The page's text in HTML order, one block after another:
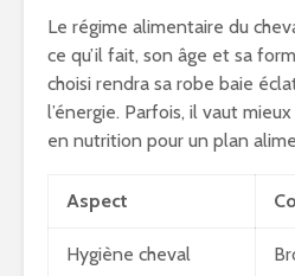
Le régime alimentaire du
ce qu’il fait, son âge et sa
choisi rendra sa robe baie
l’énergie. Parfois, il vaut
en nutrition pour un plan
Aspect
Hygiène cheval